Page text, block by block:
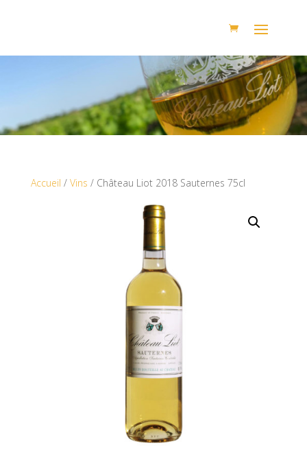
Accueil / Vins / Château Liot 2018 Sauternes 75cl